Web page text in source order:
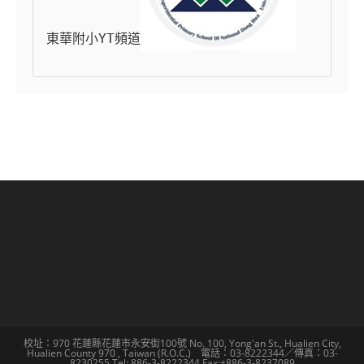
東華附小YT頻道
校址：970 花蓮縣花蓮市永安街100號 No. 100, Yong'an St., Hualien City,
Hualien County 970 , Taiwan (R.O.C.) 電話：03-8222344／傳真：03-